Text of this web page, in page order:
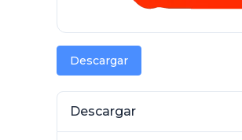
Descargar
Descargar